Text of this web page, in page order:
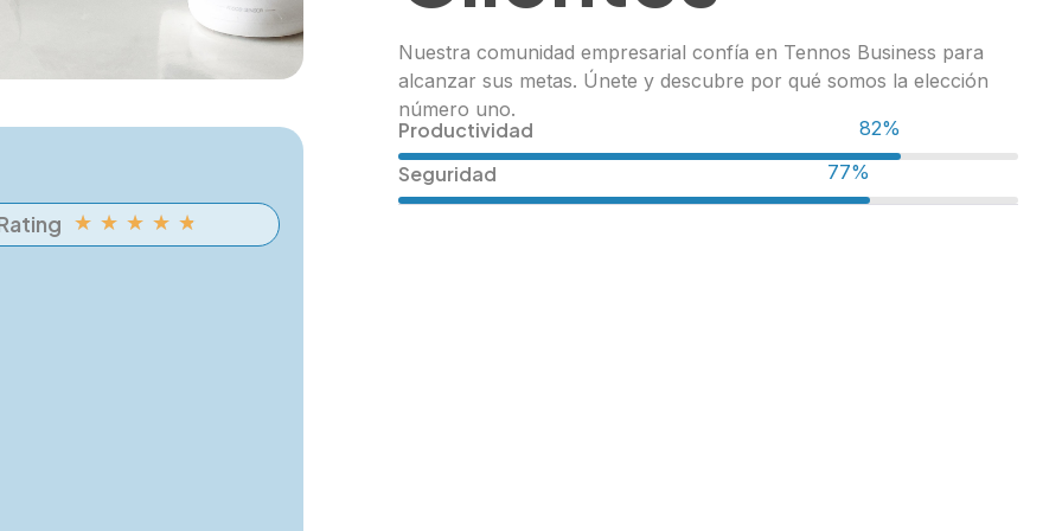
★ ★ ★ ★ ★
Nuestra comunidad empresarial confía en Tennos Business para
alcanzar sus metas. Únete y descubre por qué somos la elección
número uno.
Productividad
Seguridad